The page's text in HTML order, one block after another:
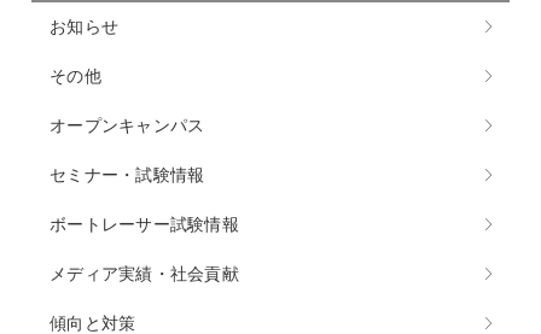
お知らせ
その他
オープンキャンパス
セミナー・試験情報
ボートレーサー試験情報
メディア実績・社会貢献
傾向と対策